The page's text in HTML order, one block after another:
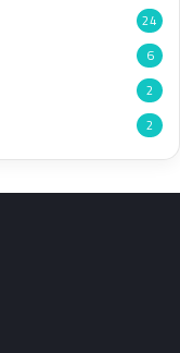
24
6
2
2